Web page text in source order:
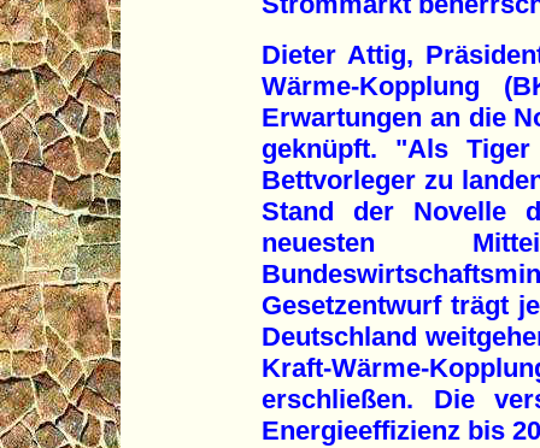
Dieter Attig,
Wärme-Kopplung
Erwartungen an die
geknüpft. "Als
Bettvorleger zu
Stand der Novelle
neuesten
Gesetzentwurf trägt
Deutschland
Kraft-Wärme-
erschließen. Die
Energieeffizienz bis